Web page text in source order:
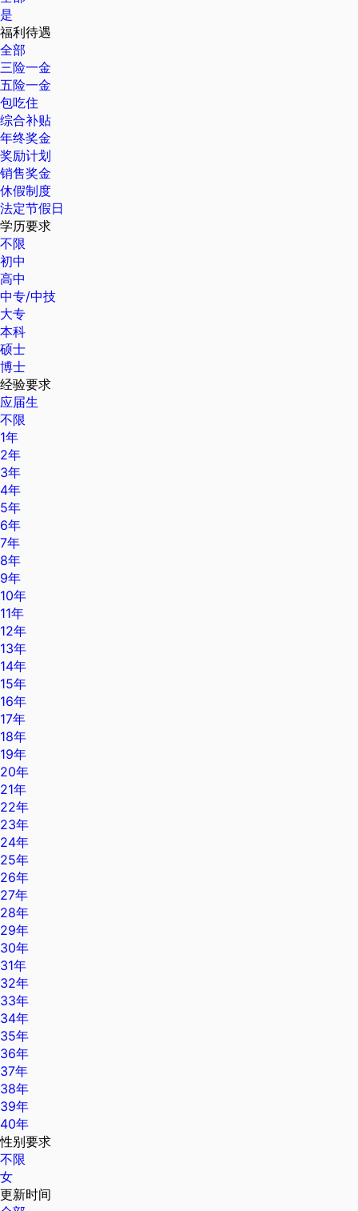
是
福利待遇
全部
三险一金
五险一金
包吃住
综合补贴
年终奖金
奖励计划
销售奖金
休假制度
法定节假日
学历要求
不限
初中
高中
中专/中技
大专
本科
硕士
博士
经验要求
应届生
不限
1年
2年
3年
4年
5年
6年
7年
8年
9年
10年
11年
12年
13年
14年
15年
16年
17年
18年
19年
20年
21年
22年
23年
24年
25年
26年
27年
28年
29年
30年
31年
32年
33年
34年
35年
36年
37年
38年
39年
40年
性别要求
不限
女
更新时间